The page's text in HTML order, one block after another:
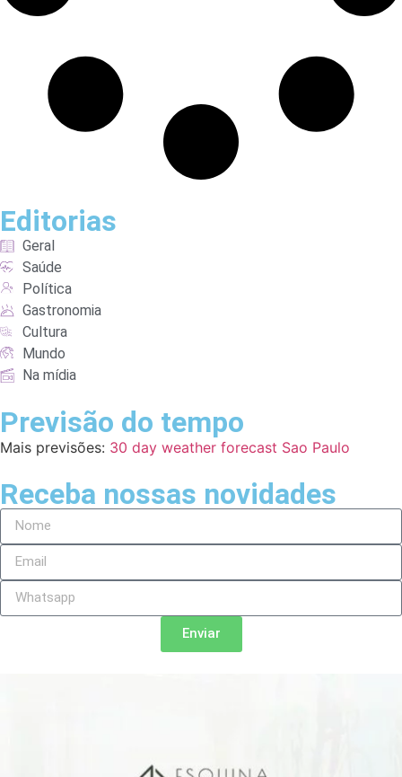
Editorias
Geral
Saúde
Política
Gastronomia
Cultura
Mundo
Na mídia
Previsão do tempo
Mais previsões: 30 day weather forecast Sao Paulo
Receba nossas novidades
Enviar